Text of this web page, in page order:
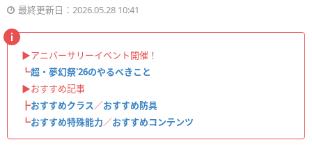
最終更新日：2026.05.28 10:41
▶︎アニバーサリーイベント開催！
┗超・夢幻祭'26のやるべきこと
▶︎おすすめ記事
┣おすすめクラス／おすすめ防具
┗おすすめ特殊能力／おすすめコンテンツ